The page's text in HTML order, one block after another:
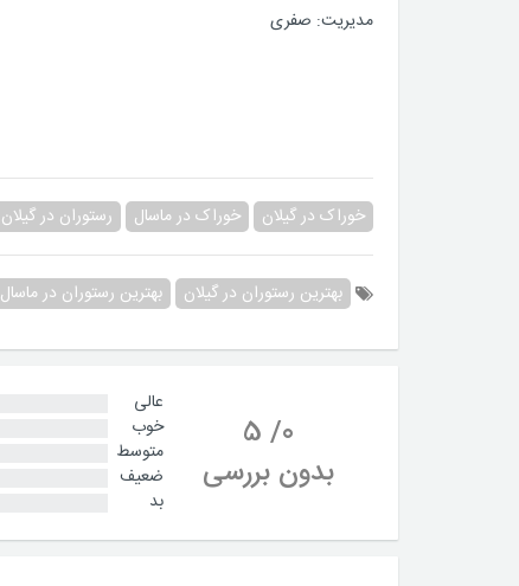
مدیریت: صفری
خوراک در گیلان خوراک در ماسال رستوران در گیلان
بهترین رستوران در گیلان بهترین رستوران در ماسال
0
/
5
بدون بررسی
عالی
خوب
متوسط
ضعیف
بد